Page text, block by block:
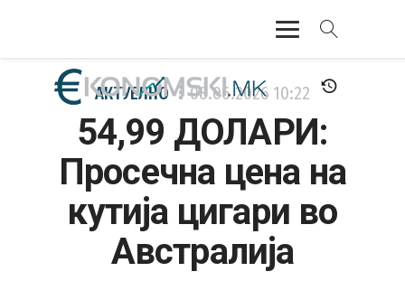
АКТУЕЛНО
ЕКОНОМИЈА
ФИНАНСИИ
БАНКАРСТВО
ЖИВОТ
АКТУЕЛНО 08.06.2026 10:22
54,99 ДОЛАРИ:
Просечна цена на
кутија цигари во
Австралија